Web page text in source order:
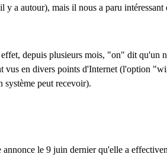
y a autour), mais il nous a paru intéressant
depuis plusieurs mois, "on" dit qu'un
vus en divers points d'Internet (l'option
peut recevoir).
le 9 juin dernier qu'elle a